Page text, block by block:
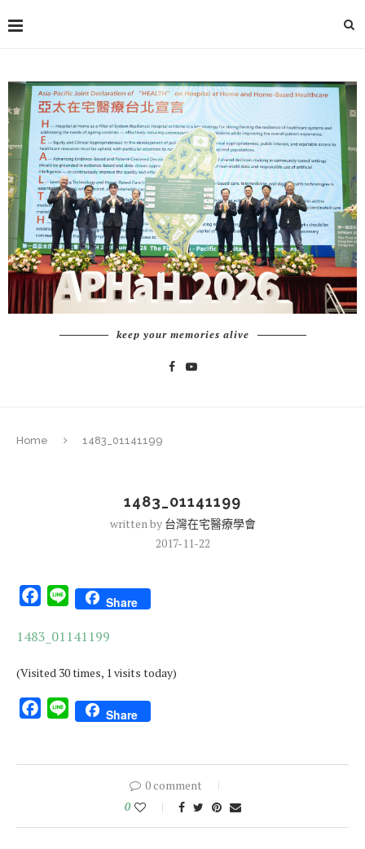
keep your memories alive
Home 1483_01141199
1483_01141199
written by 台灣在宅醫療學會
2017-11-22
Facebook
Line Share
1483_01141199
(Visited 30 times, 1 visits today)
Facebook
Line Share
0 comment
0